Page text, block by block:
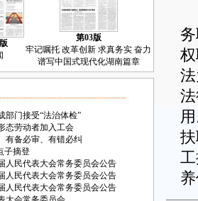
第03版
牢记嘱托 改革创新 求真务实 奋力
谱写中国式现代化湖南篇章
部门接受“法治体检”
态劳动者加入工会
有备必审、有错必纠
子摘登
人民代表大会常务委员会公告
人民代表大会常务委员会公告
人民代表大会常务委员会公告